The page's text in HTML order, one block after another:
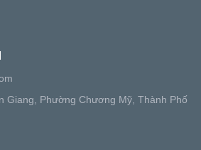
Giang, Phường Chương Mỹ, Thành Phố